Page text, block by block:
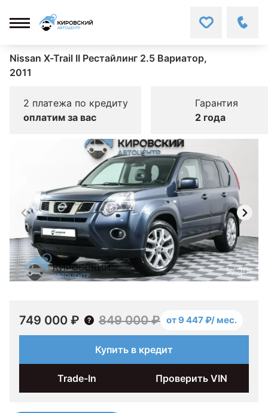
Nissan X-Trail II Рестайлинг 2.5 Вариатор,
2011
2 платежа по кредиту
оплатим за вас
Гарантия
2 года
1/10
749 000 ₽ 849 000 ₽ от 9 447 ₽/ мес.
Купить в кредит
Trade-In Проверить VIN